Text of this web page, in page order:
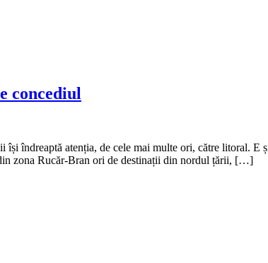
concediul
îndreaptă atenția, de cele mai multe ori, către litoral. E
zona Rucăr-Bran ori de destinații din nordul țării, […]